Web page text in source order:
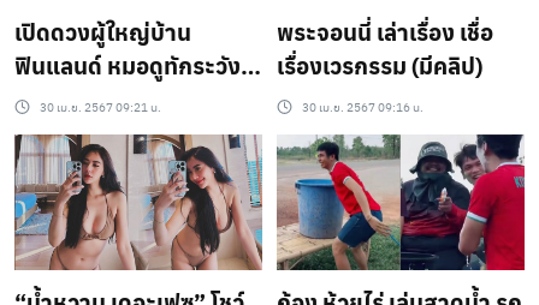
เปิดดวงผู้ใหญ่บ้าน
ฟินแลนด์ หมอดูทักระวัง
เรื่องนี้ (มีคลิป)
30 เม.ย. 2567 09:21 น.
พระจอนนี่ เล่าเรื่อง เชื่อ
เรื่องเวรกรรม (มีคลิป)
30 เม.ย. 2567 09:16 น.